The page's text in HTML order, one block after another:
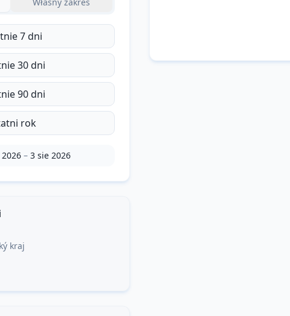
7 dni
30 dni
90 dni
rok
– 3 sie 2026
kraj